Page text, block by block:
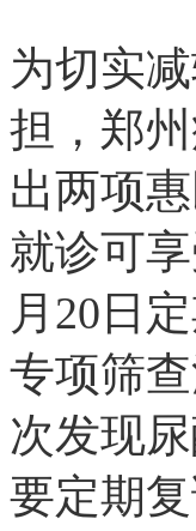
为切实
担，郑
出两项
就诊可
月20日
专项筛
次发现
要定期